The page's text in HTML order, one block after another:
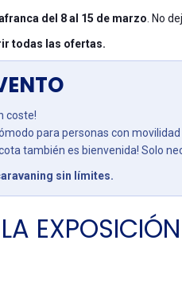
del 8 al 15 de marzo . No
todas las ofertas.
coste!
para personas con
también es bienvenida! Solo
sin límites.